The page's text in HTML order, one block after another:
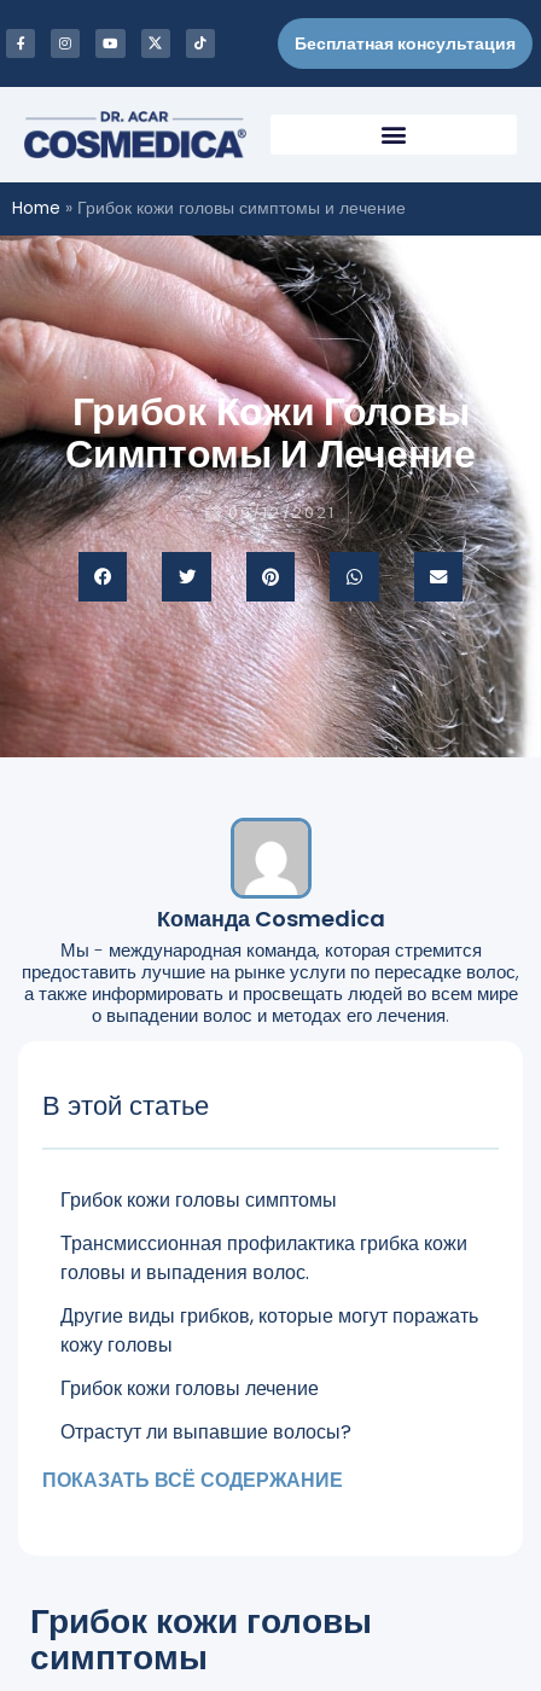
Бесплатная консультация
Home » Грибок кожи головы симптомы и лечение
Грибок Кожи Головы
Симптомы И Лечение
09/12/2021
Команда Cosmedica
Мы - международная команда, которая стремится
предоставить лучшие на рынке услуги по пересадке волос,
а также информировать и просвещать людей во всем мире
о выпадении волос и методах его лечения.
В этой статье
Грибок кожи головы симптомы
Трансмиссионная профилактика грибка кожи
головы и выпадения волос.
Другие виды грибков, которые могут поражать
кожу головы
Грибок кожи головы лечение
Отрастут ли выпавшие волосы?
ПОКАЗАТЬ ВСЁ СОДЕРЖАНИЕ
Грибок кожи головы
симптомы